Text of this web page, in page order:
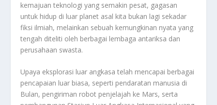
kemajuan teknologi yang semakin pesat, gagasan
untuk hidup di luar planet asal kita bukan lagi sekadar
fiksi ilmiah, melainkan sebuah kemungkinan nyata yang
tengah diteliti oleh berbagai lembaga antariksa dan
perusahaan swasta.
Upaya eksplorasi luar angkasa telah mencapai berbagai
pencapaian luar biasa, seperti pendaratan manusia di
Bulan, pengiriman robot penjelajah ke Mars, serta